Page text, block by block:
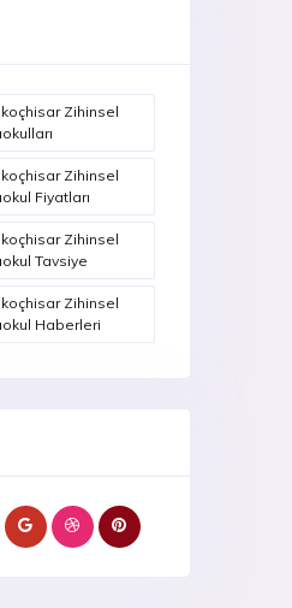
Zihinsel
Zihinsel
Fiyatları
Zihinsel
Tavsiye
Zihinsel
Haberleri